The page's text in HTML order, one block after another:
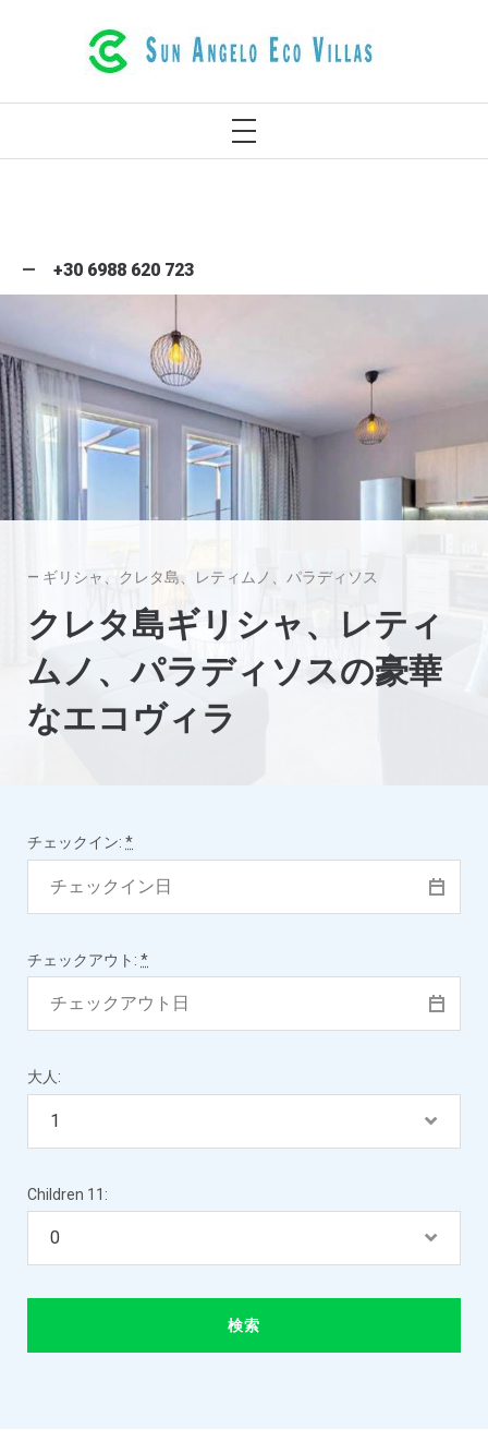
ギリシャ、クレタ島レティムノの豪華な
エコヴィラ
+30 6988 620 723
— ギリシャ、クレタ島、レティムノ、パラディソス
クレタ島ギリシャ、レティ
ムノ、パラディソスの豪華
なエコヴィラ
チェックイン: *
チェックアウト: *
大人:
Children 11: